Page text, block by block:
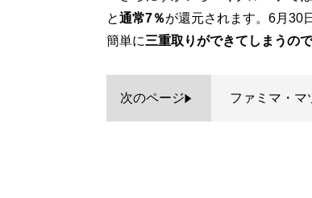
と通常7％が還元されます。6月30
簡単に三重取りができてしまうので
次のページ ファミマ・マ